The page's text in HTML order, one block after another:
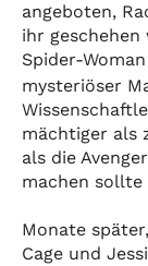
angeboten,
ihr geschehen
Spider-
mysteriöser
mächtiger als
als die
machen sollte
Monate
Cage und